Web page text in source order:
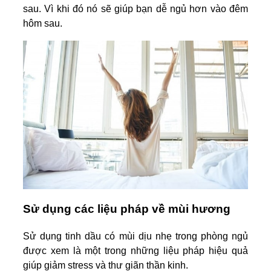
sau. Vì khi đó nó sẽ giúp bạn dễ ngủ hơn vào đêm
hôm sau.
Sử dụng các liệu pháp về mùi hương
Sử dụng tinh dầu có mùi dịu nhẹ trong phòng ngủ
được xem là một trong những liệu pháp hiệu quả
giúp giảm stress và thư giãn thần kinh.